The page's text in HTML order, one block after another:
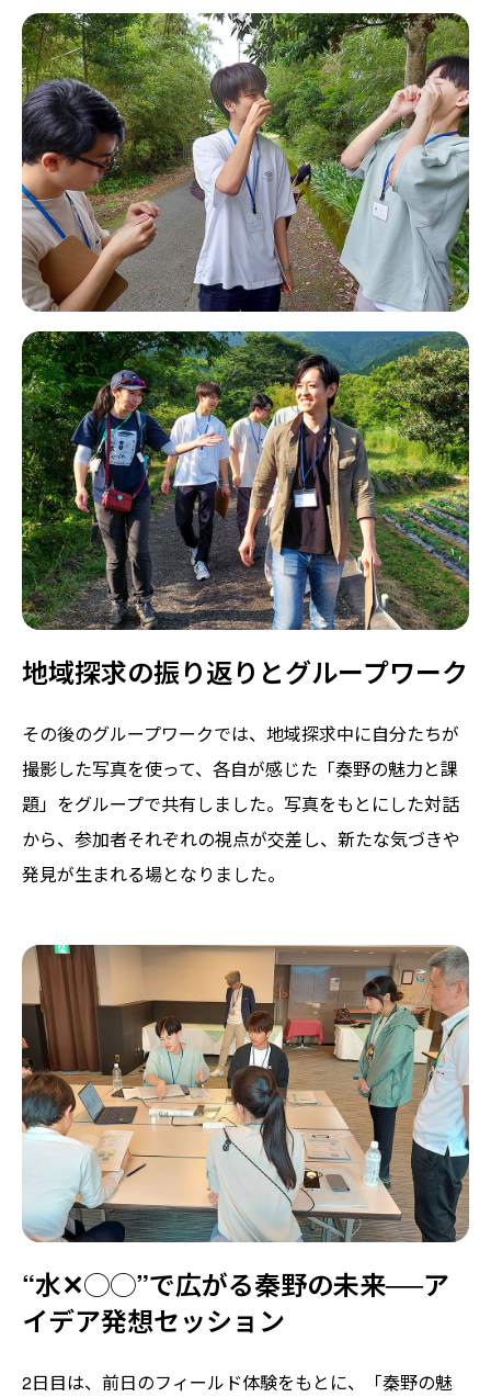
地域探求の振り返りとグループワーク
その後のグループワークでは、地域探求中に自分たちが
撮影した写真を使って、各自が感じた「秦野の魅力と課
題」をグループで共有しました。写真をもとにした対話
から、参加者それぞれの視点が交差し、新たな気づきや
発見が生まれる場となりました。
“水✕◯◯”で広がる秦野の未来──ア
イデア発想セッション
2日目は、前日のフィールド体験をもとに、「秦野の魅